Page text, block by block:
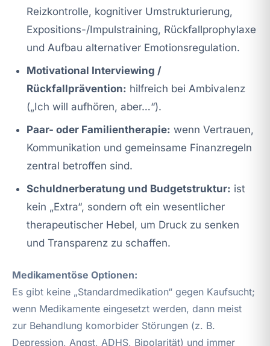
Reizkontrolle, kognitiver Umstrukturierung,
Expositions-/Impulstraining, Rückfallprophylaxe
und Aufbau alternativer Emotionsregulation.
Motivational Interviewing /
Rückfallprävention: hilfreich bei Ambivalenz
(„Ich will aufhören, aber…“).
Paar- oder Familientherapie: wenn Vertrauen,
Kommunikation und gemeinsame Finanzregeln
zentral betroffen sind.
Schuldnerberatung und Budgetstruktur: ist
kein „Extra“, sondern oft ein wesentlicher
therapeutischer Hebel, um Druck zu senken
und Transparenz zu schaffen.
Medikamentöse Optionen:
Es gibt keine „Standardmedikation“ gegen Kaufsucht;
wenn Medikamente eingesetzt werden, dann meist
zur Behandlung komorbider Störungen (z. B.
Depression, Angst, ADHS, Bipolarität) und immer